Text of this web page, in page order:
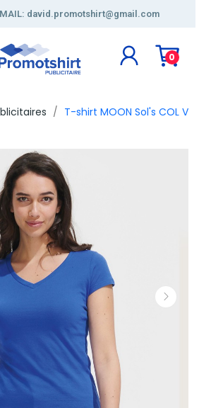
MAIL: david.promotshirt@gmail.com
0
T-shirt MOON Sol's COL V